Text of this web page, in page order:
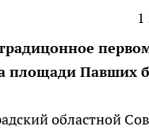
площади Павших
областной